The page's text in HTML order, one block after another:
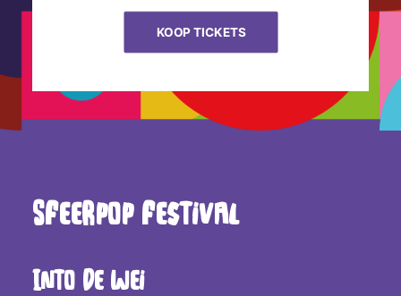
KOOP TICKETS
Sfeerpop festival
Into de wei